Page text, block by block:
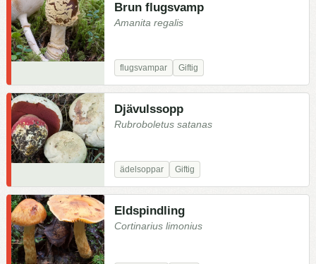
Brun flugsvamp
Amanita regalis
flugsvampar Giftig
Djävulssopp
Rubroboletus satanas
ädelsoppar Giftig
Eldspindling
Cortinarius limonius